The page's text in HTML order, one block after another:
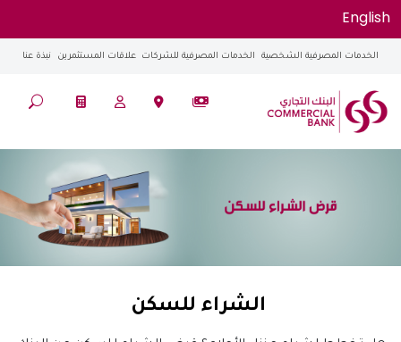
English
الخدمات المصرفية الشخصية الخدمات المصرفية للشركات علاقات المستثمرين نبذة عنا
الشراء للسكن